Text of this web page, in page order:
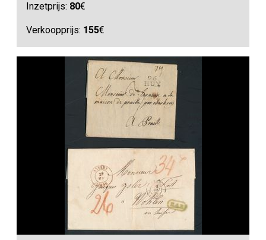
Inzetprijs: 80€
Verkoopprijs: 155€